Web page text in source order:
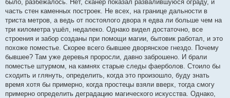
было, разбежалось. Нет, сканер показал развалившуюся ограду, и
часть стен каменных построек. Не всех, на границе дальности в
триста метров, а ведь от постоялого двора я едва ли больше чем на
три километра ушёл, недалеко. Однако видел достаточно, все
строения и забор созданы при помощи магии, бытовик работал, и это
похоже поместье. Скорее всего бывшее дворянское гнездо. Почему
бывшее? Там уже деревья проросли, давно заброшено. И брали
поместье штурмом, на камнях старые следы фаерболов. Стоило бы
сходить и глянуть, определить, когда это произошло, буду знать
время хотя бы примерно, когда простецы взяли вверх, тогда смогу
примерно определить деградацию магического искусства. Однако,